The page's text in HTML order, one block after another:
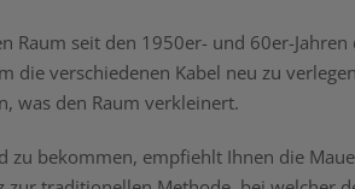
Raum seit den 1950er- und 60er-
die verschiedenen Kabel neu zu
was den Raum verkleinert.
zu bekommen, empfiehlt Ihnen die